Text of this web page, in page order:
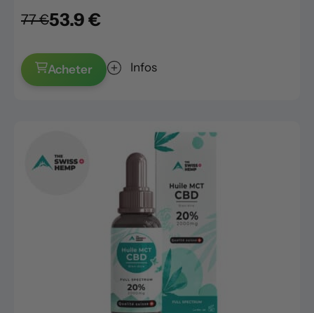
77 €53.9 €
Acheter Infos